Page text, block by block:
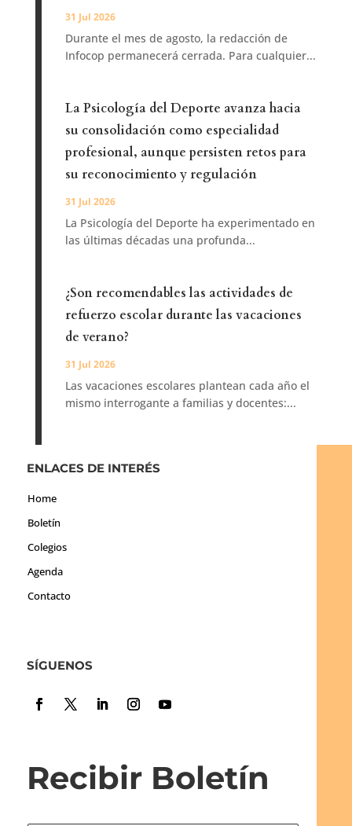
31 Jul 2026
Durante el mes de agosto, la redacción de
Infocop permanecerá cerrada. Para cualquier...
La Psicología del Deporte avanza hacia
su consolidación como especialidad
profesional, aunque persisten retos para
su reconocimiento y regulación
31 Jul 2026
La Psicología del Deporte ha experimentado en
las últimas décadas una profunda...
¿Son recomendables las actividades de
refuerzo escolar durante las vacaciones
de verano?
31 Jul 2026
Las vacaciones escolares plantean cada año el
mismo interrogante a familias y docentes:...
ENLACES DE INTERÉS
Home
Boletín
Colegios
Agenda
Contacto
SÍGUENOS
Recibir Boletín